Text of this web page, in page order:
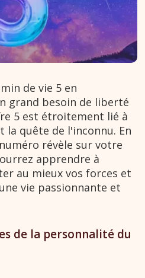
de vie 5 en
grand besoin de liberté
5 est étroitement lié à
la quête de l'inconnu. En
révèle sur votre
apprendre à
au mieux vos forces et
vie passionnante et
de la personnalité du